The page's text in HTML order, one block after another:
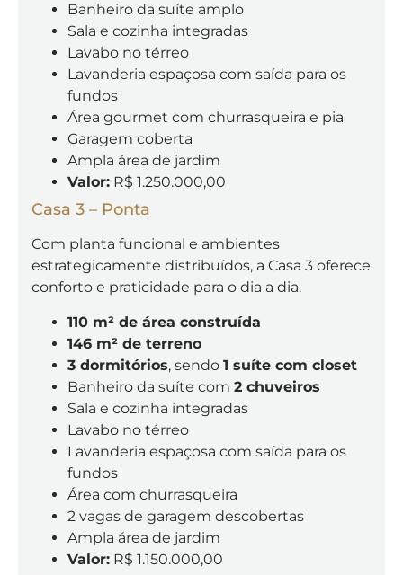
Banheiro da suíte amplo
Sala e cozinha integradas
Lavabo no térreo
Lavanderia espaçosa com saída para os
fundos
Área gourmet com churrasqueira e pia
Garagem coberta
Ampla área de jardim
Valor: R$ 1.250.000,00
Casa 3 – Ponta
Com planta funcional e ambientes
estrategicamente distribuídos, a Casa 3 oferece
conforto e praticidade para o dia a dia.
110 m² de área construída
146 m² de terreno
3 dormitórios, sendo 1 suíte com closet
Banheiro da suíte com 2 chuveiros
Sala e cozinha integradas
Lavabo no térreo
Lavanderia espaçosa com saída para os
fundos
Área com churrasqueira
2 vagas de garagem descobertas
Ampla área de jardim
Valor: R$ 1.150.000,00